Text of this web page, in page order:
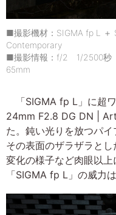
■撮影機材：SIGMA fp L ＋
Contemporary
■撮影情報：f/2 1/2500
65mm
「SIGMA fp L」に超
24mm F2.8 DG DN |
た。鈍い光りを放つパイ
その表面のザラザラと
変化の様子など肉眼以上
「SIGMA fp L」の威力